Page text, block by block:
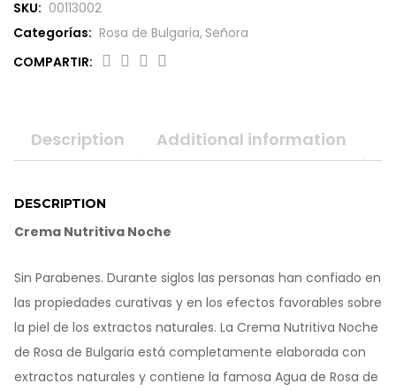
c
u
s
t
n
s
SKU: 00113002
Categorías: Rosa de Bulgaria, Señora
COMPARTIR:
Description Additional information
DESCRIPTION
Crema Nutritiva Noche
Sin Parabenes. Durante siglos las personas han confiado en
las propiedades curativas y en los efectos favorables sobre
la piel de los extractos naturales. La Crema Nutritiva Noche
de Rosa de Bulgaria está completamente elaborada con
extractos naturales y contiene la famosa Agua de Rosa de